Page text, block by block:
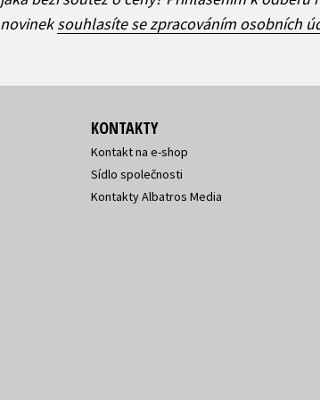
novineksouhlasíte se zpracováním osobních
KONTAKTY
Kontakt na e-shop
Sídlo společnosti
Kontakty Albatros Media